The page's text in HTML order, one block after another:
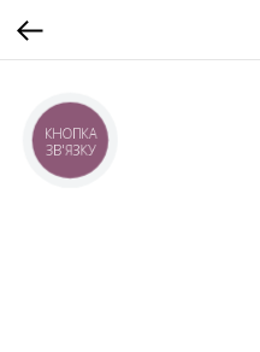
КНОПКА
ЗВ'ЯЗКУ